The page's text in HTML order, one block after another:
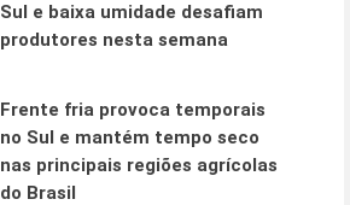
Sul e baixa umidade desafiam
produtores nesta semana
Frente fria provoca temporais
no Sul e mantém tempo seco
nas principais regiões agrícolas
do Brasil